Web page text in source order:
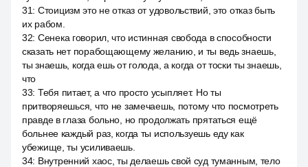
31: Стоицизм это не отказ от удовольствий, это отказ быть
их рабом.
32: Сенека говорил, что истинная свобода в способности
сказать нет порабощающему желанию, и ты ведь знаешь,
ты знаешь, когда ешь от голода, а когда от тоски ты знаешь,
что
33: Тебя питает, а что просто усыпляет. Но ты
притворяешься, что не замечаешь, потому что посмотреть
правде в глаза больно, но продолжать прятаться ещё
больнее каждый раз, когда ты используешь еду как
убежище, ты усиливаешь.
34: Внутренний хаос, ты делаешь свой суд туманным, тело